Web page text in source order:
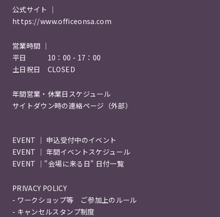
公式サイト ｜
https://www.officeonsa.com
営業時間 ｜
平日 10：00 - 17：00
土日祝日 CLOSED
年間営業・休業日スケジュール
サイトダウン時の連絡ページ（外部）
EVENT ｜ 申込受付中のイベント
EVENT ｜ 年間イベントスケジュール
EVENT ｜"会場に来る日" 日付一覧
PRIVACY POLICY
- ワークショップ等 ご参加上のルール
- キャンセルスタンプ制度